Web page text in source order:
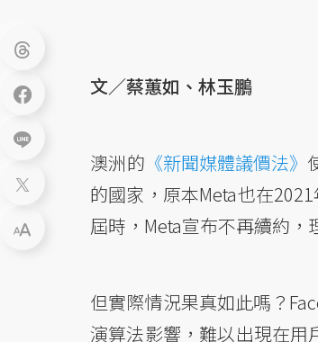
文／蔡蕙如、林玉鵬
澳洲的 《新聞媒體議價法》
的國家，原本Meta也在
屆時，Meta宣布不再續約，
但實際情況果真如此嗎？
演算法影響，難以出現在用